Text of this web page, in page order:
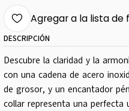
Agregar a la lista de
DESCRIPCIÓN
Descubre la claridad y la
con una cadena de acero
de grosor, y un encantador
collar representa una perfecta